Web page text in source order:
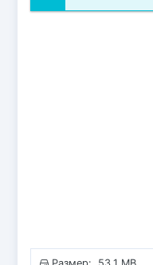
Размер: 53.1 MB